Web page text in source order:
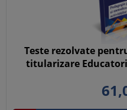
Teste rezolvate
titularizare Educatori
61,